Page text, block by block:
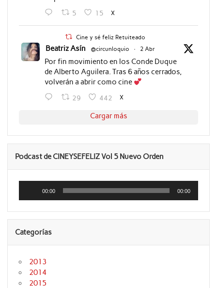
5 15 X
Cine y sé feliz Retuiteado
Beatriz Asín @circunloquio · 2 Abr
Por fin movimiento en los Conde Duque
de Alberto Aguilera. Tras 6 años cerrados,
volverán a abrir como cine
29 442 X
Cargar más
Podcast de CINEYSEFELIZ Vol 5 Nuevo Orden
Reproductor
audio
00:00 00:00
Categorías
2013
2014
2015